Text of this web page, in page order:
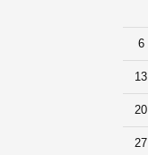
6
13
20
27